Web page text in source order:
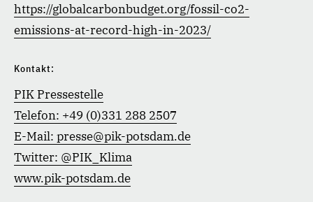
https://globalcarbonbudget.org/fossil-co2-
emissions-at-record-high-in-2023/
Kontakt:
PIK Pressestelle
Telefon: +49 (0)331 288 2507
E-Mail: presse@pik-potsdam.de
Twitter: @PIK_Klima
www.pik-potsdam.de